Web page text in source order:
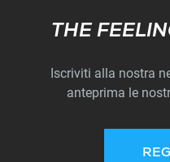
THE
Iscriviti alla nostra
anteprima le